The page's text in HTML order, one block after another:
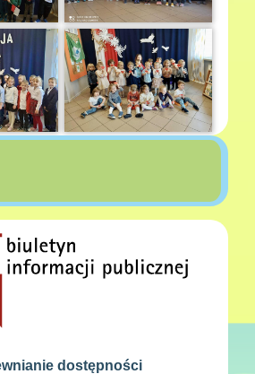
dostępności